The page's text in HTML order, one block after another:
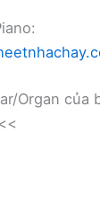
Organ của